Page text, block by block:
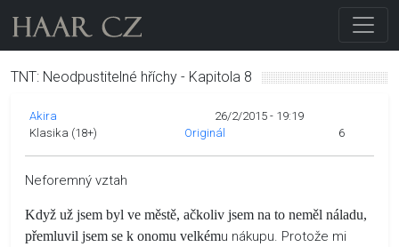
TNT: Neodpustitelné hříchy - Kapitola 8
Akira
26/2/2015 - 19:19
Klasika (18+)
Originál 6
Neforemný vztah
Když už jsem byl ve městě, ačkoliv jsem na to neměl náladu,
přemluvil jsem se k onomu velkému nákupu. Protože mi